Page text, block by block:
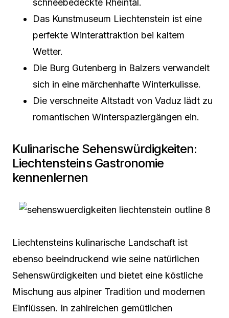
Das Kunstmuseum Liechtenstein ist eine
perfekte Winterattraktion bei kaltem
Wetter.
Die Burg Gutenberg in Balzers verwandelt
sich in eine märchenhafte Winterkulisse.
Die verschneite Altstadt von Vaduz lädt zu
romantischen Winterspaziergängen ein.
Kulinarische Sehenswürdigkeiten:
Liechtensteins Gastronomie
kennenlernen
Liechtensteins kulinarische Landschaft ist
ebenso beeindruckend wie seine natürlichen
Sehenswürdigkeiten und bietet eine köstliche
Mischung aus alpiner Tradition und modernen
Einflüssen. In zahlreichen gemütlichen